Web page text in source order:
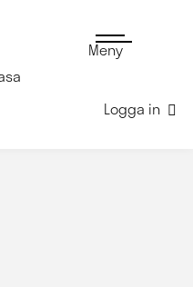
Meny
Logga in